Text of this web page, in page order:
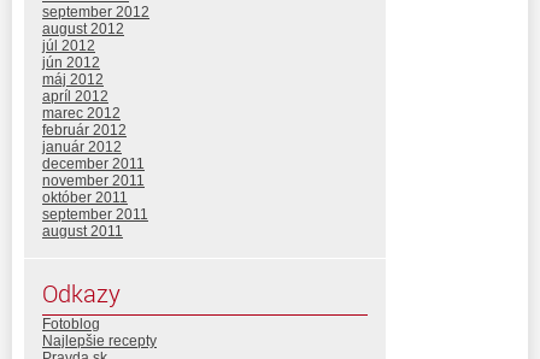
september 2012
august 2012
júl 2012
jún 2012
máj 2012
apríl 2012
marec 2012
február 2012
január 2012
december 2011
november 2011
október 2011
september 2011
august 2011
Odkazy
Fotoblog
Najlepšie recepty